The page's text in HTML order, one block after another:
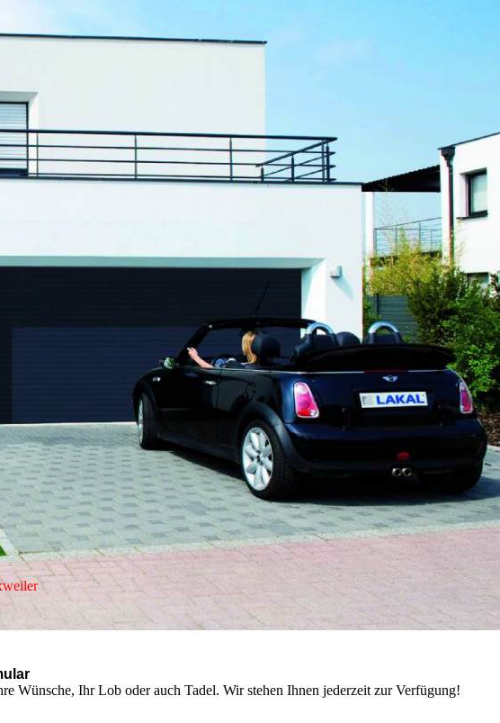
Wünsche, Ihr Lob oder auch Tadel. Wir stehen Ihnen jederzeit zur Verfügung!